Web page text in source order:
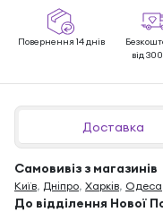
Повернення 14 днів
від
Доставка
Самовивіз з магазинів
Київ, Дніпро, Харків, Одеса
До відділення Нової